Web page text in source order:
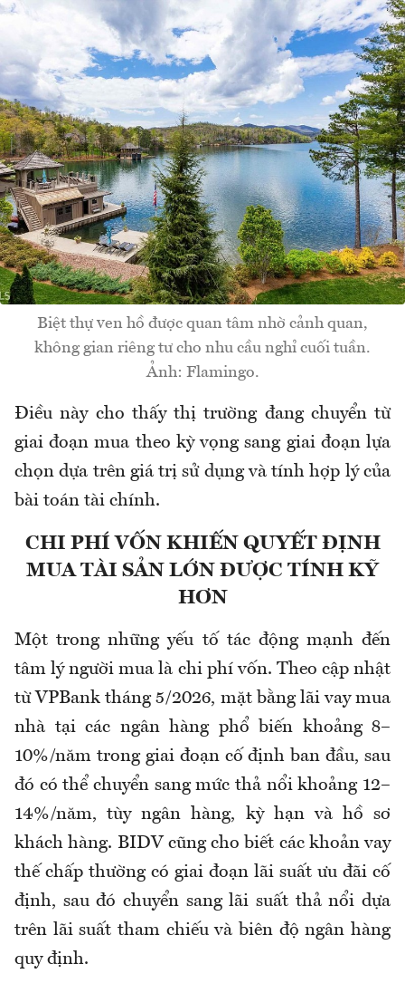
Biệt thự ven hồ được quan tâm nhờ cảnh quan,
không gian riêng tư cho nhu cầu nghỉ cuối tuần.
Ảnh: Flamingo.
Điều này cho thấy thị trường đang chuyển từ
giai đoạn mua theo kỳ vọng sang giai đoạn lựa
chọn dựa trên giá trị sử dụng và tính hợp lý của
bài toán tài chính.
CHI PHÍ VỐN KHIẾN QUYẾT ĐỊNH
MUA TÀI SẢN LỚN ĐƯỢC TÍNH KỸ
HƠN
Một trong những yếu tố tác động mạnh đến
tâm lý người mua là chi phí vốn. Theo cập nhật
từ VPBank tháng 5/2026, mặt bằng lãi vay mua
nhà tại các ngân hàng phổ biến khoảng 8–
10%/năm trong giai đoạn cố định ban đầu, sau
đó có thể chuyển sang mức thả nổi khoảng 12–
14%/năm, tùy ngân hàng, kỳ hạn và hồ sơ
khách hàng. BIDV cũng cho biết các khoản vay
thế chấp thường có giai đoạn lãi suất ưu đãi cố
định, sau đó chuyển sang lãi suất thả nổi dựa
trên lãi suất tham chiếu và biên độ ngân hàng
quy định.